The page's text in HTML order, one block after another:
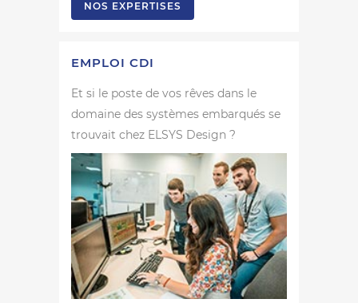
NOS EXPERTISES
EMPLOI CDI
Et si le poste de vos rêves dans le
domaine des systèmes embarqués se
trouvait chez ELSYS Design ?